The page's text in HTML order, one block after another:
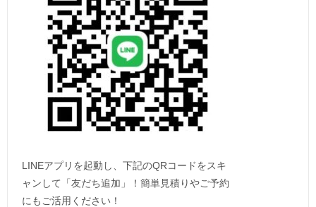
LINEアプリを起動し、下記のQRコードをスキ
ャンして「友だち追加」！簡単見積りやご予約
にもご活用ください！